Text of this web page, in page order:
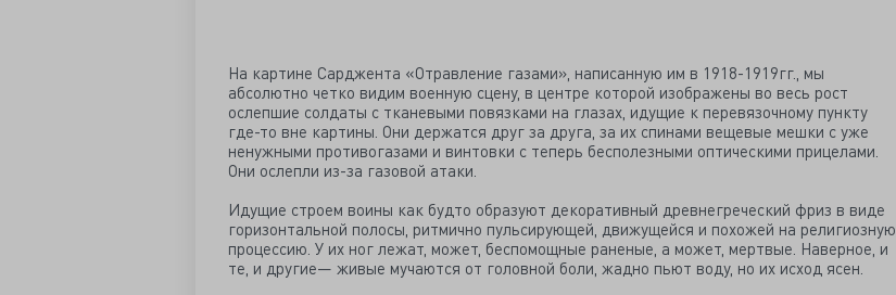
На картине Сарджента «Отравление газами», написанную им в 1918-1919гг., мы
абсолютно четко видим военную сцену, в центре которой изображены во весь рост
ослепшие солдаты с тканевыми повязками на глазах, идущие к перевязочному пункту
где-то вне картины. Они держатся друг за друга, за их спинами вещевые мешки с уже
ненужными противогазами и винтовки с теперь бесполезными оптическими прицелами.
Они ослепли из-за газовой атаки.
Идущие строем воины как будто образуют декоративный древнегреческий фриз в виде
горизонтальной полосы, ритмично пульсирующей, движущейся и похожей на религиозную
процессию. У их ног лежат, может, беспомощные раненые, а может, мертвые. Наверное, и
те, и другие— живые мучаются от головной боли, жадно пьют воду, но их исход ясен.